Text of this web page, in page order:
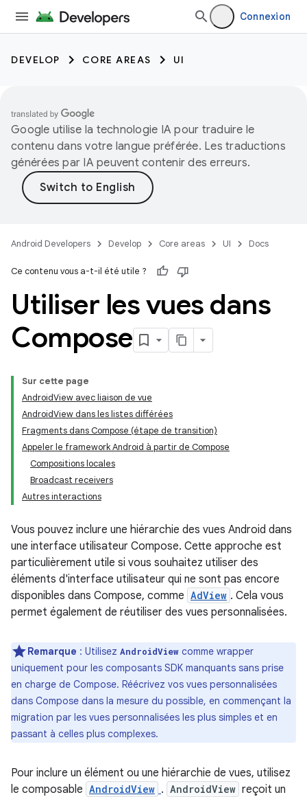
Connexion
DEVELOP CORE AREAS UI
Google utilise la technologie IA pour traduire le
contenu dans votre langue préférée. Les traductions
générées par IA peuvent contenir des erreurs.
Android Developers Develop Core areas UI Docs
Ce contenu vous a-t-il été utile ?
Utiliser les vues dans
Compose
Sur cette page
AndroidView avec liaison de vue
AndroidView dans les listes différées
Fragments dans Compose (étape de transition)
Appeler le framework Android à partir de Compose
Compositions locales
Broadcast receivers
Autres interactions
Vous pouvez inclure une hiérarchie des vues Android dans
une interface utilisateur Compose. Cette approche est
particulièrement utile si vous souhaitez utiliser des
éléments d'interface utilisateur qui ne sont pas encore
disponibles dans Compose, comme AdView . Cela vous
permet également de réutiliser des vues personnalisées.
Remarque : Utilisez AndroidView comme wrapper
uniquement pour les composants SDK manquants sans prise
en charge de Compose. Réécrivez vos vues personnalisées
dans Compose dans la mesure du possible, en commençant la
migration par les vues personnalisées les plus simples et en
passant à celles plus complexes.
Pour inclure un élément ou une hiérarchie de vues, utilisez
le composable AndroidView . AndroidView reçoit un